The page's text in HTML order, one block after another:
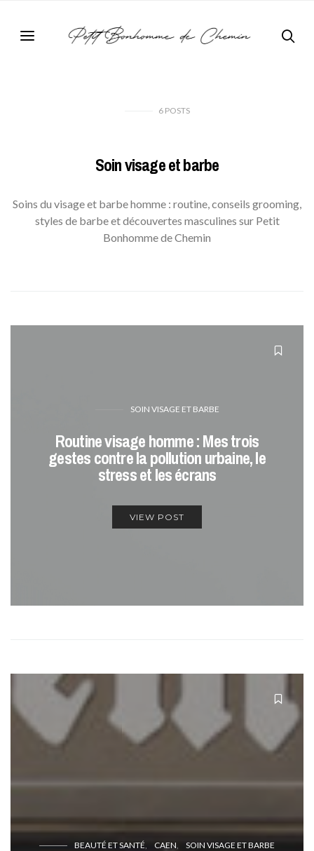
6POSTS
Soin visage et barbe
Soins du visage et barbe homme : routine, conseils grooming,
styles de barbe et découvertes masculines sur Petit
Bonhomme de Chemin
SOIN VISAGE ET BARBE
Routine visage homme : Mes trois
gestes contre la pollution urbaine, le
stress et les écrans
VIEW POST
BEAUTÉ ET SANTÉ CAEN SOIN VISAGE ET BARBE